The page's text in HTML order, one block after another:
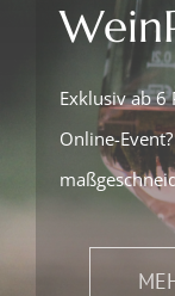
Exklusiv ab 6
Online-